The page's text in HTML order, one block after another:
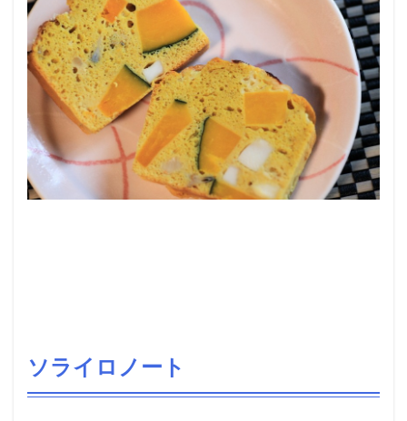
ソライロノート